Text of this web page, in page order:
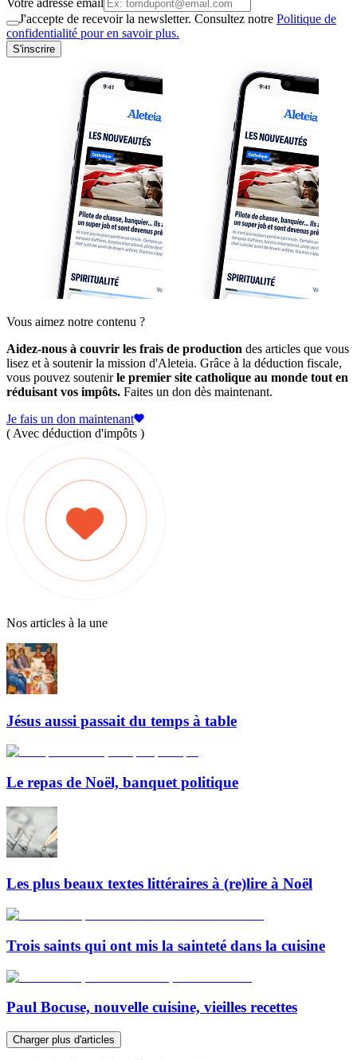
J'accepte de recevoir la newsletter. Consultez notre Politique de
confidentialité pour en savoir plus.
S'inscrire
Vous aimez notre contenu ?
Aidez-nous à couvrir les frais de production des articles que vous
lisez et à soutenir la mission d'Aleteia. Grâce à la déduction fiscale,
vous pouvez soutenirle premier site catholique au monde tout en
réduisant vos impôts. Faites un don dès maintenant.
Je fais un don maintenant
( Avec déduction d'impôts )
Nos articles à la une
Jésus aussi passait du temps à table
Le repas de Noël, banquet politique
Les plus beaux textes littéraires à (re)lire à Noël
Trois saints qui ont mis la sainteté dans la cuisine
Paul Bocuse, nouvelle cuisine, vieilles recettes
Charger plus d'articles